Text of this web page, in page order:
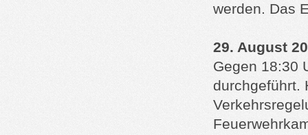
werden. Das
29. August
Gegen 18:30
durchgeführt.